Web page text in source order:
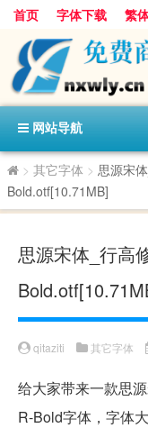
首页 字体下载 繁
阿里巴巴字体
字体
网站导航
> 其它字体 > 思源宋
Bold.otf[10.71MB]
思源宋体_行高
qitaziti 其它字体
给大家带来一款思
R-Bold字体，字体